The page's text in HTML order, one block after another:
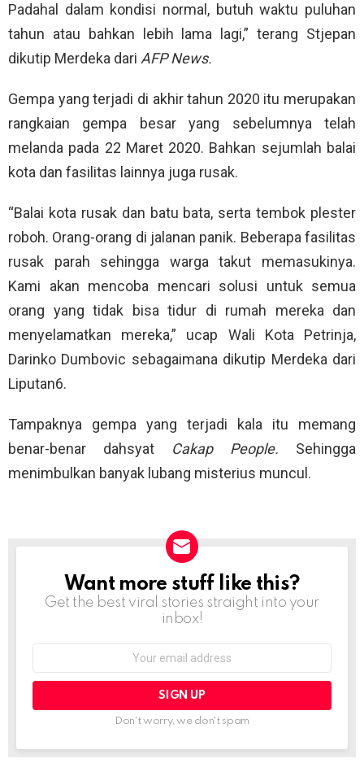
Padahal dalam kondisi normal, butuh waktu puluhan
tahun atau bahkan lebih lama lagi,” terang Stjepan
dikutip Merdeka dari AFP News.
Gempa yang terjadi di akhir tahun 2020 itu merupakan
rangkaian gempa besar yang sebelumnya telah
melanda pada 22 Maret 2020. Bahkan sejumlah balai
kota dan fasilitas lainnya juga rusak.
“Balai kota rusak dan batu bata, serta tembok plester
roboh. Orang-orang di jalanan panik. Beberapa fasilitas
rusak parah sehingga warga takut memasukinya.
Kami akan mencoba mencari solusi untuk semua
orang yang tidak bisa tidur di rumah mereka dan
menyelamatkan mereka,” ucap Wali Kota Petrinja,
Darinko Dumbovic sebagaimana dikutip Merdeka dari
Liputan6.
Tampaknya gempa yang terjadi kala itu memang
benar-benar dahsyat Cakap People. Sehingga
menimbulkan banyak lubang misterius muncul.
NEWSLETTER
Want more stuff like this?
Get the best viral stories straight into your
inbox!
Don't worry, we don't spam